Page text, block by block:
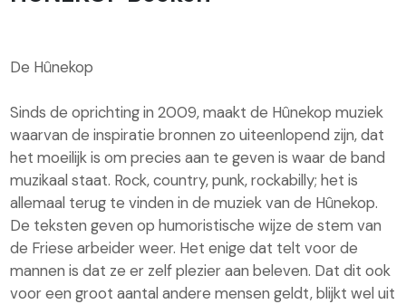
De Hûnekop
Sinds de oprichting in 2009, maakt de Hûnekop muziek
waarvan de inspiratie bronnen zo uiteenlopend zijn, dat
het moeilijk is om precies aan te geven is waar de band
muzikaal staat. Rock, country, punk, rockabilly; het is
allemaal terug te vinden in de muziek van de Hûnekop.
De teksten geven op humoristische wijze de stem van
de Friese arbeider weer. Het enige dat telt voor de
mannen is dat ze er zelf plezier aan beleven. Dat dit ook
voor een groot aantal andere mensen geldt, blijkt wel uit